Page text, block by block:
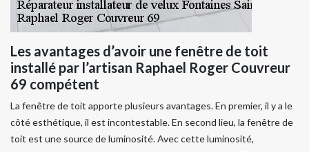
Les avantages d’avoir une fenêtre de toit
installé par l’artisan Raphael Roger Couvreur
69 compétent
La fenêtre de toit apporte plusieurs avantages. En premier, il y a le
côté esthétique, il est incontestable. En second lieu, la fenêtre de
toit est une source de luminosité. Avec cette luminosité,